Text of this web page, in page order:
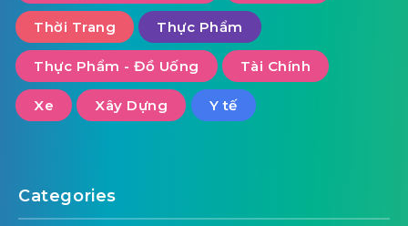
Thời Trang Thực Phẩm
Thực Phẩm - Đồ Uống Tài Chính
Xe Xây Dựng Y tế
Categories